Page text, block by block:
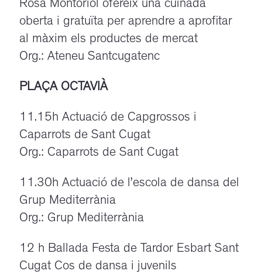
Rosa Montoriol ofereix una cuinada
oberta i gratuïta per aprendre a aprofitar
al màxim els productes de mercat
Org.: Ateneu Santcugatenc
PLAÇA OCTAVIÀ
11.15h Actuació de Capgrossos i
Caparrots de Sant Cugat
Org.: Caparrots de Sant Cugat
11.30h Actuació de l’escola de dansa del
Grup Mediterrània
Org.: Grup Mediterrània
12 h Ballada Festa de Tardor Esbart Sant
Cugat Cos de dansa i juvenils